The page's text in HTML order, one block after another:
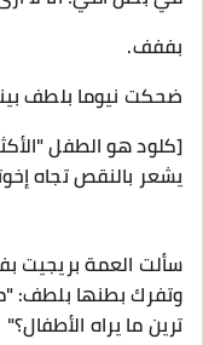
بففف.
ضحكت نيوما بلطف
[كلود هو الطفل
يشعر بالنقص تجاه
سألت العمة بريجيت
وتفرك بطنها بلطف:
ترين ما يراه الأطفال؟"